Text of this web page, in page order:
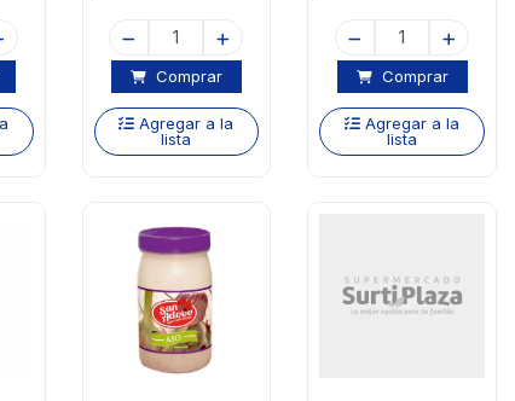
Comprar
Agregar a la
lista
Comprar
Agregar a la
lista